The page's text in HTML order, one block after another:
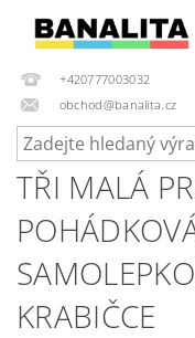
+420777003032
obchod@banalita.cz
TŘI MALÁ
KRABIČCE